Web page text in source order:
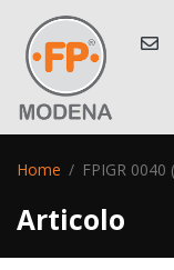
Home FPIGR 0040
Articolo